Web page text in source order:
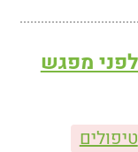
טיפולים